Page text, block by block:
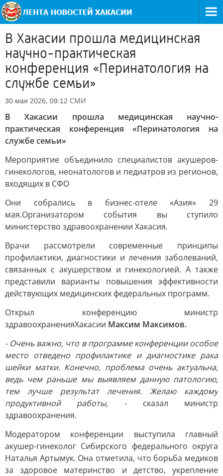
В Хакасии прошла медицинская
научно-практическая
конференция «Перинатология на
службе семьи»
30 мая 2026, 09:12 СМИ
В Хакасии прошла медицинская научно-
практическая конференция «Перинатология на
службе семьи»
Мероприятие объединило специалистов акушеров-
гинекологов, неонатологов и педиатров из регионов,
входящих в СФО
Они собрались в бизнес-отеле «Азия» 29
мая.Организатором события вы ступило
министерство здравоохранении Хакасия.
Врачи рассмотрели современные принципы
профилактики, диагностики и лечения заболеваний,
связанных с акушерством и гинекологией. А также
представили варианты повышения эффективности
действующих медицинских федеральных программ.
Открыл конференцию министр
здравоохраненияХакасии Максим Максимов.
- Очень важно, что в программе конференции особое
место отведено профилактике и диагностике рака
шейки матки. Конечно, проблема очень актуальна,
ведь чем раньше мы выявляем данную патологию,
тем лучше результат лечения. Желаю каждому
продуктивной работы, - сказал министр
здравоохранения.
Модератором конференции выступила главный
акушер-гинеколог Сибирского федерального округа
Наталья Артымук. Она отметила, что борьба медиков
за здоровое материнство и детство, укрепление